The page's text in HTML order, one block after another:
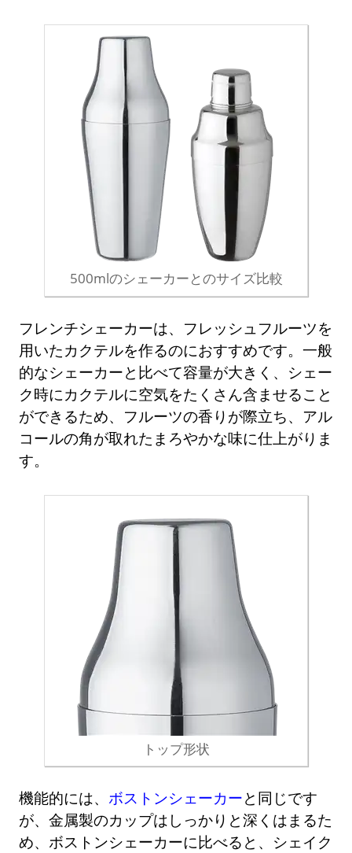
500mlのシェーカーとのサイズ比較
フレンチシェーカーは、フレッシュフルーツを
用いたカクテルを作るのにおすすめです。一般
的なシェーカーと比べて容量が大きく、シェー
ク時にカクテルに空気をたくさん含ませること
ができるため、フルーツの香りが際立ち、アル
コールの角が取れたまろやかな味に仕上がりま
す。
トップ形状
機能的には、ボストンシェーカーと同じです
が、金属製のカップはしっかりと深くはまるた
め、ボストンシェーカーに比べると、シェイク